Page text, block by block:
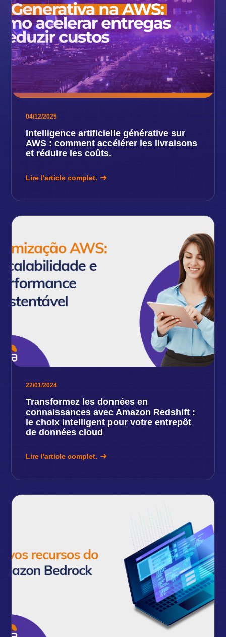
04/12/2025
Intelligence artificielle générative sur
AWS : comment accélérer les livraisons
et réduire les coûts.
Lire l'article complet.
22/01/2024
Transformez les données en
connaissances avec Amazon Redshift :
le choix intelligent pour votre entrepôt
de données cloud
Lire l'article complet.